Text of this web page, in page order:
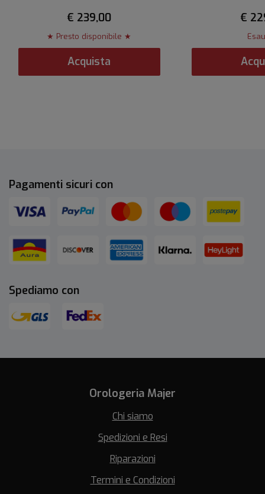
€ 239,00
★ Presto disponibile ★
Acquista
€
Pagamenti sicuri con
Spediamo con
Orologeria Majer
Chi siamo
Spedizioni e Resi
Riparazioni
Termini e Condizioni